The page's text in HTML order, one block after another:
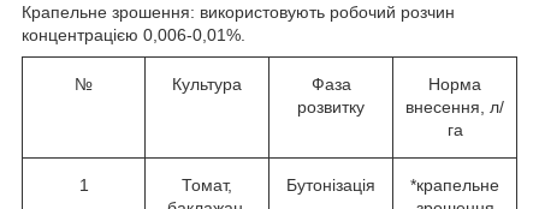
Крапельне зрошення: використовують робочий розчин
концентрацією 0,006-0,01%.
№ Культура
Фаза
розвитку
Норма
внесення, л/
га
1
Томат,
Бутонізація
*крапельне